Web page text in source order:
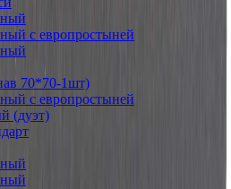
с европростыней
70*70-1шт)
с европростыней
(дуэт)